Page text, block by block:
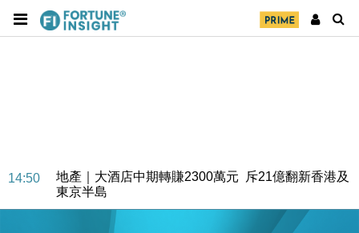
14:50
地產｜大酒店中期轉賺2300萬元 斥21億翻新香港及
東京半島
國際｜特朗普赴洛杉磯高球場活動前 男子攜槍彈被捕